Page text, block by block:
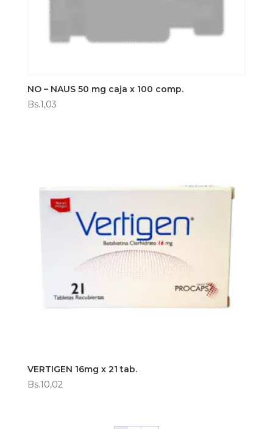
NO – NAUS 50 mg caja x 100 comp.
Bs.1,03
VERTIGEN 16mg x 21 tab.
Bs.10,02